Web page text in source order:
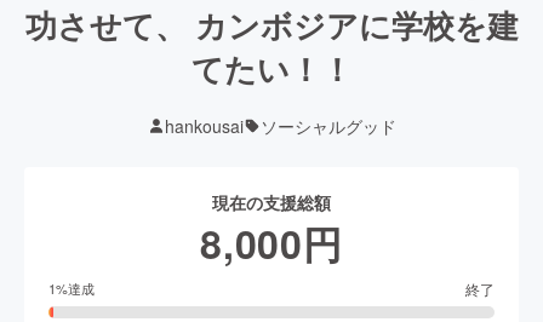
功させて、 カンボジアに学校を建
てたい！！
hankousai ソーシャルグッド
現在の支援総額
8,000円
1%達成 終了